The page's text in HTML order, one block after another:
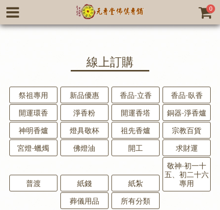
0
線上訂購
祭祖專用 新品優惠 香品-立香
香品-臥香
開運環香
淨香粉 開運香塔
銅器-淨香爐
神明香爐
燈具敬杯 祖先香爐
宗教百貨
宮燈-蠟燭
佛燈油 開工 求財運
普渡 紙錢 紙紮
敬神-初一十
五、初二十六
專用
葬儀用品
所有分類